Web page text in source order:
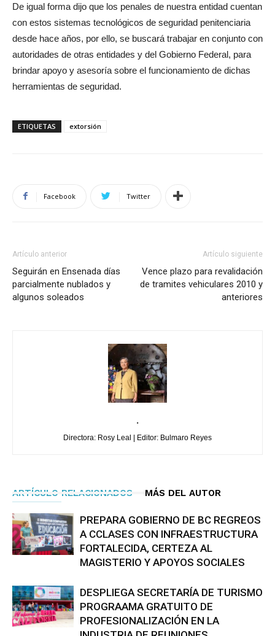
De igual forma dijo que los penales de nuestra entidad cuentan
con estos sistemas tecnológicos de seguridad penitenciaria
desde hace años, por ello, se buscará trabajar en conjunto con
autoridades de otras entidades y del Gobierno Federal, para
brindar apoyo y asesoría sobre el funcionamiento de dichas
herramientas de seguridad.
ETIQUETAS extorsión
Facebook Twitter
Artículo anterior
Seguirán en Ensenada días
parcialmente nublados y
algunos soleados
Artículo siguiente
Vence plazo para revalidación
de tramites vehiculares 2010 y
anteriores
.
Directora: Rosy Leal | Editor: Bulmaro Reyes
ARTÍCULO RELACIONADOS MÁS DEL AUTOR
PREPARA GOBIERNO DE BC REGREOS
A CCLASES CON INFRAESTRUCTURA
FORTALECIDA, CERTEZA AL
MAGISTERIO Y APOYOS SOCIALES
DESPLIEGA SECRETARÍA DE TURISMO
PROGRAAMA GRATUITO DE
PROFESIONALIZACIÓN EN LA